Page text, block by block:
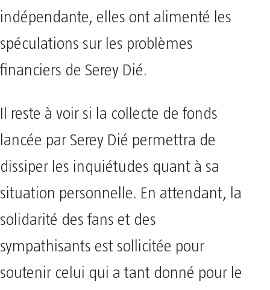
indépendante, elles ont alimenté les
spéculations sur les problèmes
financiers de Serey Dié.
Il reste à voir si la collecte de fonds
lancée par Serey Dié permettra de
dissiper les inquiétudes quant à sa
situation personnelle. En attendant, la
solidarité des fans et des
sympathisants est sollicitée pour
soutenir celui qui a tant donné pour le